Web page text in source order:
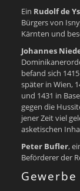
Ein Rudolf de
Bürgers von
Kärnten und
Johannes
befand sich
später in Wien,
und 1431 in
gegen die
jener Zeit viel
asketischen
Peter Bufler,
Beförderer der
Gewerbe